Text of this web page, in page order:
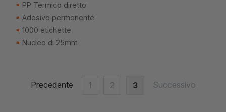
PP Termico diretto
Adesivo permanente
1000 etichette
Nucleo di 25mm
Precedente 1 2 3 Successivo